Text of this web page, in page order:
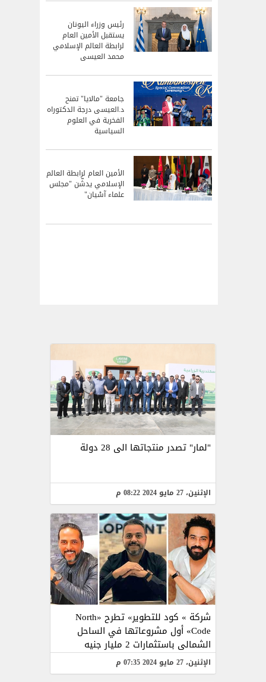
رئيس وزراء اليونان
يستقبل الأمين العام
لرابطة العالم الإسلامي
محمد العيسى
جامعة "مالايا" تمنح
د.العيسى درجة الدكتوراه
الفخرية في العلوم
السياسية
الأمين العام لرابطة العالم
الإسلامي يدشّن "مجلس
علماء آسْيان"
"لمار" تصدر منتجاتها الى 28 دولة
الإثنين، 27 مايو 2024 08:22 م
شركة » كود للتطوير» تطرح «North
Code» أول مشروعاتها في الساحل
الشمالى باستثمارات 2 مليار جنيه
الإثنين، 27 مايو 2024 07:35 م